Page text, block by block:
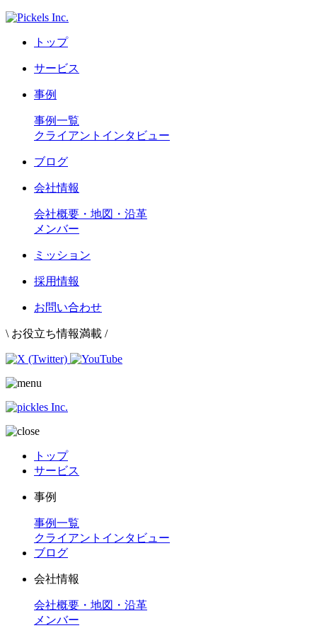
トップ
サービス
事例
事例一覧
クライアントインタビュー
ブログ
会社情報
会社概要・地図・沿革
メンバー
ミッション
採用情報
お問い合わせ
\ お役立ち情報満載 /
トップ
サービス
事例
事例一覧
クライアントインタビュー
ブログ
会社情報
会社概要・地図・沿革
メンバー